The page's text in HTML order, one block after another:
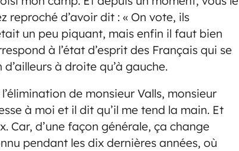
reproché d’avoir dit : « On vote, ils
un peu piquant, mais enfin il faut bien
à l’état d’esprit des Français qui se
à droite qu’à gauche.
de monsieur Valls, monsieur
à moi et il dit qu’il me tend la main. Et
Car, d’une façon générale, ça change
pendant les dix dernières années, où